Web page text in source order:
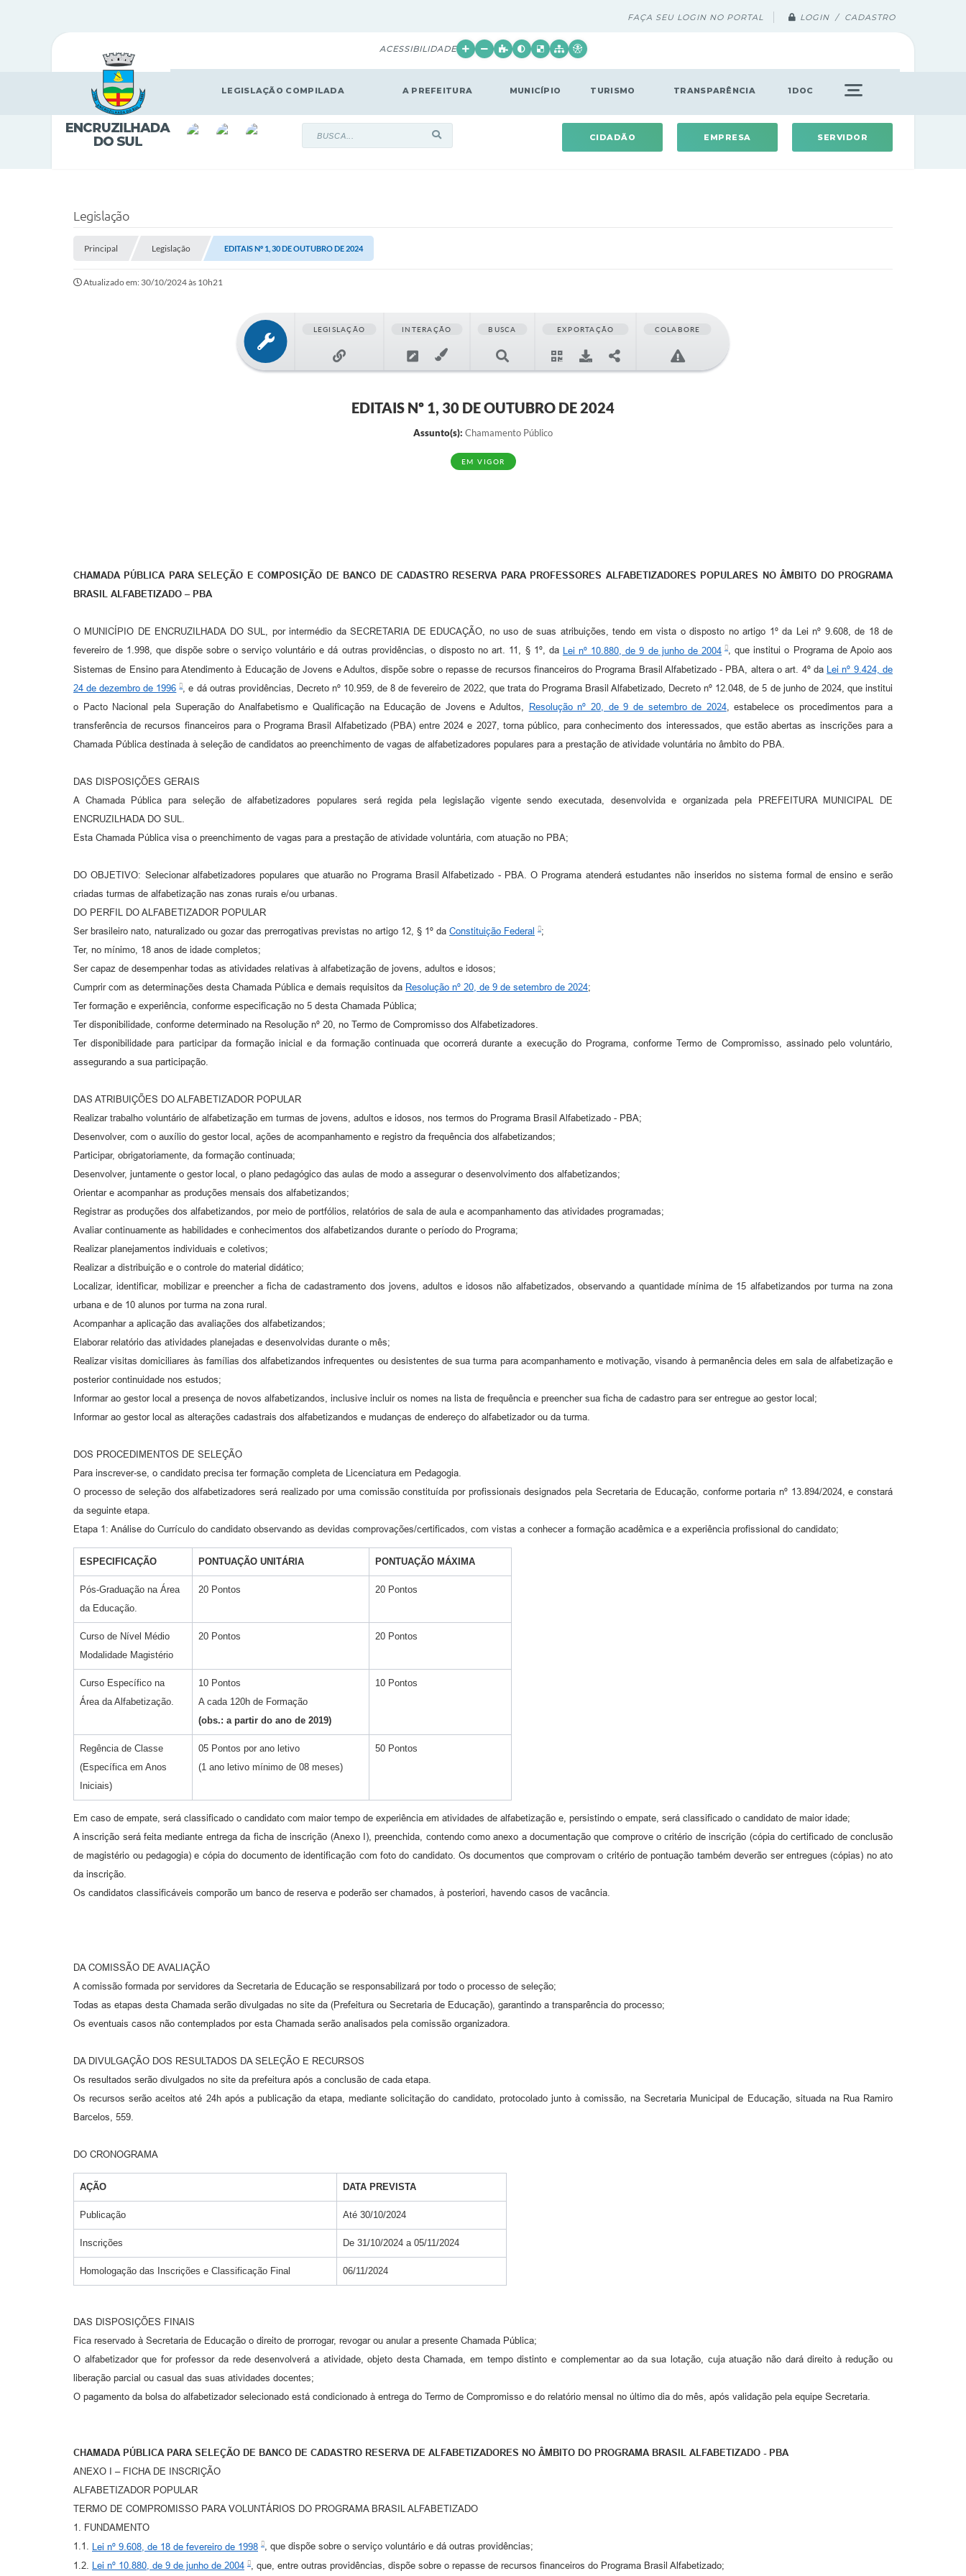
FAÇA SEU LOGIN NO PORTAL LOGIN / CADASTRO
ACESSIBILIDADE
LEGISLAÇÃO COMPILADA A PREFEITURA MUNICÍPIO TURISMO TRANSPARÊNCIA 1DOC
CIDADÃO EMPRESA SERVIDOR
Legislação
Principal Legislação EDITAIS Nº 1, 30 DE OUTUBRO DE 2024
Atualizado em: 30/10/2024 às 10h21
LEGISLAÇÃO INTERAÇÃO BUSCA EXPORTAÇÃO COLABORE
EDITAIS Nº 1, 30 DE OUTUBRO DE 2024
Assunto(s): Chamamento Público
EM VIGOR
CHAMADA PÚBLICA PARA SELEÇÃO E COMPOSIÇÃO DE BANCO DE CADASTRO RESERVA PARA PROFESSORES ALFABETIZADORES POPULARES NO ÂMBITO DO PROGRAMA
BRASIL ALFABETIZADO – PBA
O MUNICÍPIO DE ENCRUZILHADA DO SUL, por intermédio da SECRETARIA DE EDUCAÇÃO, no uso de suas atribuições, tendo em vista o disposto no artigo 1º da Lei nº 9.608, de 18 de
fevereiro de 1.998, que dispõe sobre o serviço voluntário e dá outras providências, o disposto no art. 11, § 1º, da Lei nº 10.880, de 9 de junho de 2004
, que institui o Programa de Apoio aos
Sistemas de Ensino para Atendimento à Educação de Jovens e Adultos, dispõe sobre o repasse de recursos financeiros do Programa Brasil Alfabetizado - PBA, altera o art. 4º da Lei nº 9.424, de
24 de dezembro de 1996
, e dá outras providências, Decreto nº 10.959, de 8 de fevereiro de 2022, que trata do Programa Brasil Alfabetizado, Decreto nº 12.048, de 5 de junho de 2024, que institui
o Pacto Nacional pela Superação do Analfabetismo e Qualificação na Educação de Jovens e Adultos,
Resolução nº 20, de 9 de setembro de 2024, estabelece os procedimentos para a
transferência de recursos financeiros para o Programa Brasil Alfabetizado (PBA) entre 2024 e 2027, torna público, para conhecimento dos interessados, que estão abertas as inscrições para a
Chamada Pública destinada à seleção de candidatos ao preenchimento de vagas de alfabetizadores populares para a prestação de atividade voluntária no âmbito do PBA.
DAS DISPOSIÇÕES GERAIS
A Chamada Pública para seleção de alfabetizadores populares será regida pela legislação vigente sendo executada, desenvolvida e organizada pela PREFEITURA MUNICIPAL DE
ENCRUZILHADA DO SUL.
Esta Chamada Pública visa o preenchimento de vagas para a prestação de atividade voluntária, com atuação no PBA;
DO OBJETIVO: Selecionar alfabetizadores populares que atuarão no Programa Brasil Alfabetizado - PBA. O Programa atenderá estudantes não inseridos no sistema formal de ensino e serão
criadas turmas de alfabetização nas zonas rurais e/ou urbanas.
DO PERFIL DO ALFABETIZADOR POPULAR
Ser brasileiro nato, naturalizado ou gozar das prerrogativas previstas no artigo 12, § 1º da Constituição Federal
;
Ter, no mínimo, 18 anos de idade completos;
Ser capaz de desempenhar todas as atividades relativas à alfabetização de jovens, adultos e idosos;
Cumprir com as determinações desta Chamada Pública e demais requisitos da Resolução nº 20, de 9 de setembro de 2024;
Ter formação e experiência, conforme especificação no 5 desta Chamada Pública;
Ter disponibilidade, conforme determinado na Resolução nº 20, no Termo de Compromisso dos Alfabetizadores.
Ter disponibilidade para participar da formação inicial e da formação continuada que ocorrerá durante a execução do Programa, conforme Termo de Compromisso, assinado pelo voluntário,
assegurando a sua participação.
DAS ATRIBUIÇÕES DO ALFABETIZADOR POPULAR
Realizar trabalho voluntário de alfabetização em turmas de jovens, adultos e idosos, nos termos do Programa Brasil Alfabetizado - PBA;
Desenvolver, com o auxílio do gestor local, ações de acompanhamento e registro da frequência dos alfabetizandos;
Participar, obrigatoriamente, da formação continuada;
Desenvolver, juntamente o gestor local, o plano pedagógico das aulas de modo a assegurar o desenvolvimento dos alfabetizandos;
Orientar e acompanhar as produções mensais dos alfabetizandos;
Registrar as produções dos alfabetizandos, por meio de portfólios, relatórios de sala de aula e acompanhamento das atividades programadas;
Avaliar continuamente as habilidades e conhecimentos dos alfabetizandos durante o período do Programa;
Realizar planejamentos individuais e coletivos;
Realizar a distribuição e o controle do material didático;
Localizar, identificar, mobilizar e preencher a ficha de cadastramento dos jovens, adultos e idosos não alfabetizados, observando a quantidade mínima de 15 alfabetizandos por turma na zona
urbana e de 10 alunos por turma na zona rural.
Acompanhar a aplicação das avaliações dos alfabetizandos;
Elaborar relatório das atividades planejadas e desenvolvidas durante o mês;
Realizar visitas domiciliares às famílias dos alfabetizandos infrequentes ou desistentes de sua turma para acompanhamento e motivação, visando à permanência deles em sala de alfabetização e
posterior continuidade nos estudos;
Informar ao gestor local a presença de novos alfabetizandos, inclusive incluir os nomes na lista de frequência e preencher sua ficha de cadastro para ser entregue ao gestor local;
Informar ao gestor local as alterações cadastrais dos alfabetizandos e mudanças de endereço do alfabetizador ou da turma.
DOS PROCEDIMENTOS DE SELEÇÃO
Para inscrever-se, o candidato precisa ter formação completa de Licenciatura em Pedagogia.
O processo de seleção dos alfabetizadores será realizado por uma comissão constituída por profissionais designados pela Secretaria de Educação, conforme portaria nº 13.894/2024, e constará
da seguinte etapa.
Etapa 1: Análise do Currículo do candidato observando as devidas comprovações/certificados, com vistas a conhecer a formação acadêmica e a experiência profissional do candidato;
ESPECIFICAÇÃO PONTUAÇÃO UNITÁRIA PONTUAÇÃO MÁXIMA
Pós-Graduação na Área
da Educação.
20 Pontos 20 Pontos
Curso de Nível Médio
Modalidade Magistério
20 Pontos 20 Pontos
Curso Específico na
Área da Alfabetização.
10 Pontos
A cada 120h de Formação
(obs.: a partir do ano de 2019)
10 Pontos
Regência de Classe
(Específica em Anos
Iniciais)
05 Pontos por ano letivo
(1 ano letivo mínimo de 08 meses)
50 Pontos
Em caso de empate, será classificado o candidato com maior tempo de experiência em atividades de alfabetização e, persistindo o empate, será classificado o candidato de maior idade;
A inscrição será feita mediante entrega da ficha de inscrição (Anexo I), preenchida, contendo como anexo a documentação que comprove o critério de inscrição (cópia do certificado de conclusão
de magistério ou pedagogia) e cópia do documento de identificação com foto do candidato. Os documentos que comprovam o critério de pontuação também deverão ser entregues (cópias) no ato
da inscrição.
Os candidatos classificáveis comporão um banco de reserva e poderão ser chamados, à posteriori, havendo casos de vacância.
DA COMISSÃO DE AVALIAÇÃO
A comissão formada por servidores da Secretaria de Educação se responsabilizará por todo o processo de seleção;
Todas as etapas desta Chamada serão divulgadas no site da (Prefeitura ou Secretaria de Educação), garantindo a transparência do processo;
Os eventuais casos não contemplados por esta Chamada serão analisados pela comissão organizadora.
DA DIVULGAÇÃO DOS RESULTADOS DA SELEÇÃO E RECURSOS
Os resultados serão divulgados no site da prefeitura após a conclusão de cada etapa.
Os recursos serão aceitos até 24h após a publicação da etapa, mediante solicitação do candidato, protocolado junto à comissão, na Secretaria Municipal de Educação, situada na Rua Ramiro
Barcelos, 559.
DO CRONOGRAMA
AÇÃO DATA PREVISTA
Publicação Até 30/10/2024
Inscrições De 31/10/2024 a 05/11/2024
Homologação das Inscrições e Classificação Final 06/11/2024
DAS DISPOSIÇÕES FINAIS
Fica reservado à Secretaria de Educação o direito de prorrogar, revogar ou anular a presente Chamada Pública;
O alfabetizador que for professor da rede desenvolverá a atividade, objeto desta Chamada, em tempo distinto e complementar ao da sua lotação, cuja atuação não dará direito à redução ou
liberação parcial ou casual das suas atividades docentes;
O pagamento da bolsa do alfabetizador selecionado está condicionado à entrega do Termo de Compromisso e do relatório mensal no último dia do mês, após validação pela equipe Secretaria.
CHAMADA PÚBLICA PARA SELEÇÃO DE BANCO DE CADASTRO RESERVA DE ALFABETIZADORES NO ÂMBITO DO PROGRAMA BRASIL ALFABETIZADO - PBA
ANEXO I – FICHA DE INSCRIÇÃO
ALFABETIZADOR POPULAR
TERMO DE COMPROMISSO PARA VOLUNTÁRIOS DO PROGRAMA BRASIL ALFABETIZADO
1. FUNDAMENTO
1.1. Lei nº 9.608, de 18 de fevereiro de 1998
, que dispõe sobre o serviço voluntário e dá outras providências;
1.2. Lei nº 10.880, de 9 de junho de 2004 , que, entre outras providências, dispõe sobre o repasse de recursos financeiros do Programa Brasil Alfabetizado;